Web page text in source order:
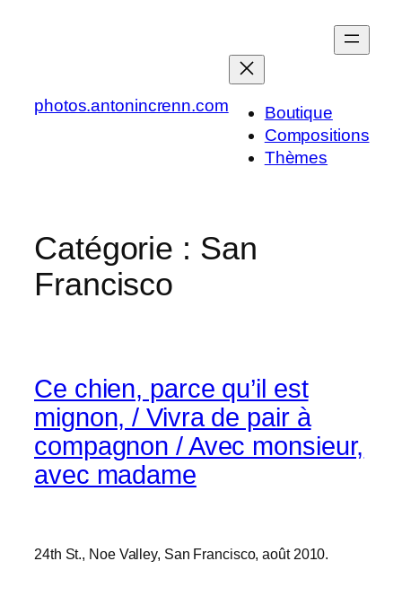
photos.antonincrenn.com
Boutique
Compositions
Thèmes
Catégorie : San
Francisco
Ce chien, parce qu’il est
mignon, / Vivra de pair à
compagnon / Avec monsieur,
avec madame
24th St., Noe Valley, San Francisco, août 2010.